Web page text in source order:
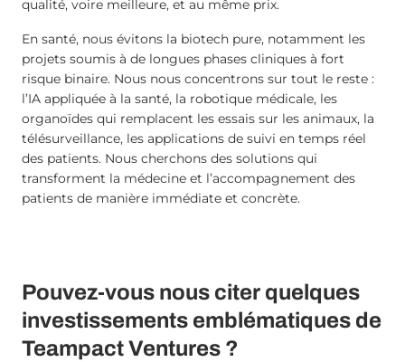
qualité, voire meilleure, et au même prix.
En santé, nous évitons la biotech pure, notamment les
projets soumis à de longues phases cliniques à fort
risque binaire. Nous nous concentrons sur tout le reste :
l’IA appliquée à la santé, la robotique médicale, les
organoïdes qui remplacent les essais sur les animaux, la
télésurveillance, les applications de suivi en temps réel
des patients. Nous cherchons des solutions qui
transforment la médecine et l’accompagnement des
patients de manière immédiate et concrète.
Pouvez-vous nous citer quelques
investissements emblématiques de
Teampact Ventures ?